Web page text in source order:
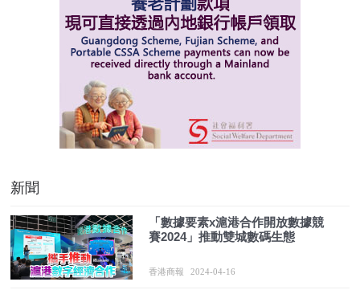
新聞
「數據要素x滬港合作開放數據競
賽2024」推動雙城數碼生態
香港商報 2024-04-16